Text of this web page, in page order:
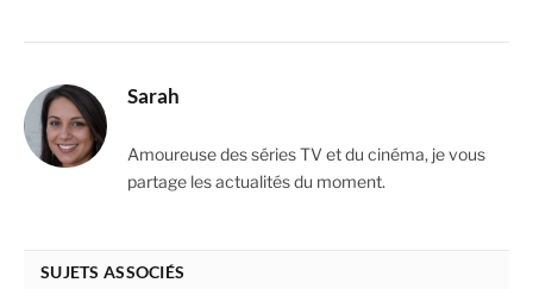
Sarah
Amoureuse des séries TV et du cinéma, je vous
partage les actualités du moment.
SUJETS ASSOCIÉS